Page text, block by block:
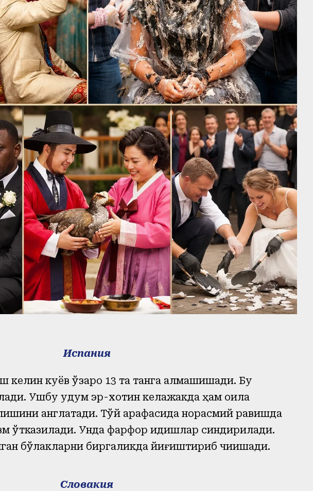
Испания
келин куёв ўзаро 13 та танга алмашишади. Бу
Ушбу удум эр-хотин келажакда ҳам оила
англатади. Тўй арафасида норасмий равишда
ўтказилади. Унда фарфор идишлар синдирилади.
бўлакларни биргаликда йиғиштириб чиқишади.
Словакия